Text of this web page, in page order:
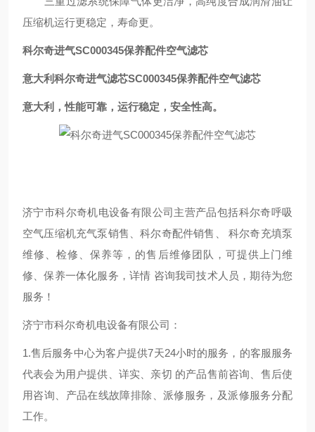
压缩机运行更稳定，寿命更。
科尔奇进气SC000345保养配件空气滤芯
意大利科尔奇进气滤芯SC000345保养配件空气滤芯
意大利，性能可靠，运行稳定，安全性高。
济宁市科尔奇机电设备有限公司主营产品包括科尔奇呼吸
空气压缩机充气泵销售、科尔奇配件销售、 科尔奇充填泵
维修、检修、保养等，的售后维修团队，可提供上门维
修、保养一体化服务，详情 咨询我司技术人员，期待为您
服务！
济宁市科尔奇机电设备有限公司：
1.售后服务中心为客户提供7天24小时的服务，的客服服务
代表会为用户提供、详实、亲切 的产品售前咨询、售后使
用咨询、产品在线故障排除、派修服务，及派修服务分配
工作。